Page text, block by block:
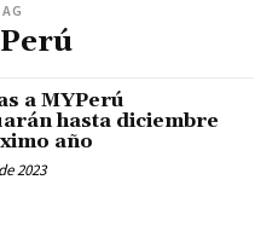
a MYPerú
hasta diciembre
año
2023